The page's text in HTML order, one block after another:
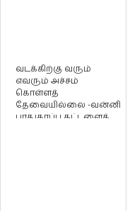
வடக்கிற்கு வரும்
எவரும் அச்சம்
கொள்ளத்
தேவையில்லை -வன்னி
பாதுகாப்பு கட்டளைத்